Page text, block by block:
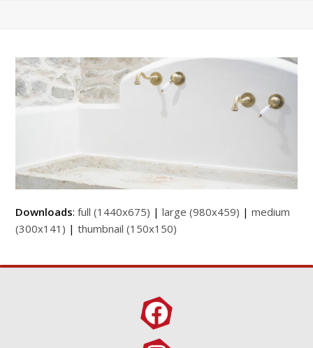
Downloads:full (1440x675) |large (980x459) |medium
(300x141) |thumbnail (150x150)